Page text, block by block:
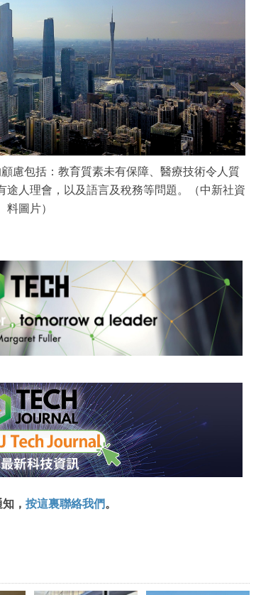
慮包括：教育質素未有保障、醫療技術令人質
途人理會，以及語言及稅務等問題。（中新社資
料圖片）
， 按這裏聯絡我們。